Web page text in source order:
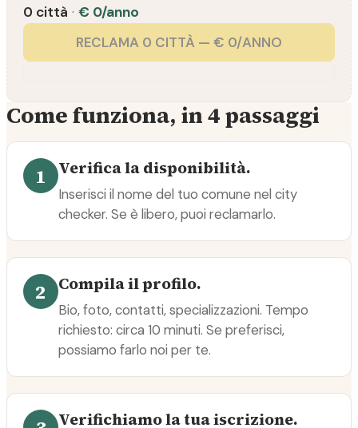
0 città · € 0/anno
RECLAMA 0 CITTÀ — € 0/ANNO
Come funziona, in 4 passaggi
1 Verifica la disponibilità.
Inserisci il nome del tuo comune nel city
checker. Se è libero, puoi reclamarlo.
2 Compila il profilo.
Bio, foto, contatti, specializzazioni. Tempo
richiesto: circa 10 minuti. Se preferisci,
possiamo farlo noi per te.
Verifichiamo la tua iscrizione.